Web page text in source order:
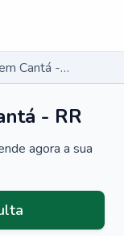
Pneumologista em Cantá - RR
- RR
agora a sua